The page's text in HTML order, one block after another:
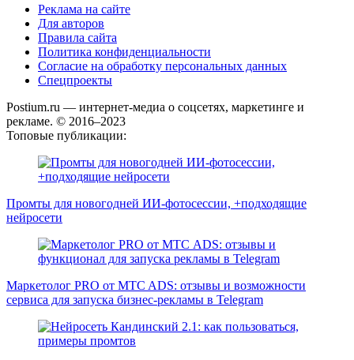
Реклама на сайте
Для авторов
Правила сайта
Политика конфиденциальности
Согласие на обработку персональных данных
Спецпроекты
Postium.ru — интернет-медиа о соцсетях, маркетинге и
рекламе. © 2016–2023
Топовые публикации:
Промты для новогодней ИИ-фотосессии, +подходящие
нейросети
Маркетолог PRO от MTC ADS: отзывы и возможности
сервиса для запуска бизнес-рекламы в Telegram